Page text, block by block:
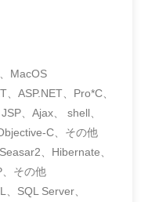
MacOS
ASP.NET、Pro*C、
、Ajax、 shell、
C、その他
、Hibernate、
その他
SQL Server、